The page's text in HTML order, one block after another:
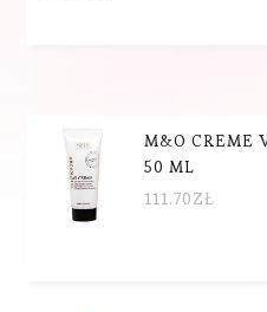
M&O CREME
50 ML
111.70ZŁ